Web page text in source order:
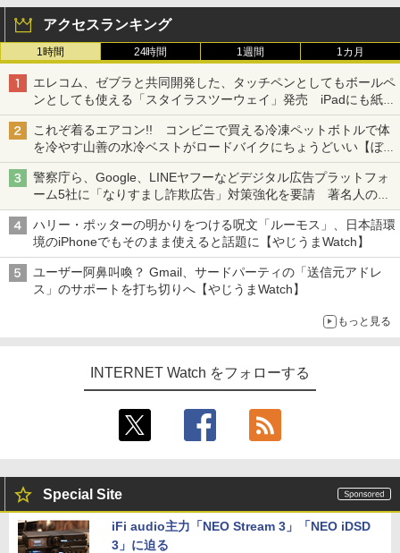
アクセスランキング
1時間 24時間 1週間 1カ月
エレコム、ゼブラと共同開発した、タッチペンとしてもボールペ
ンとしても使える「スタイラスツーウェイ」発売 iPadにも紙に
も、持ち替えずに書き込める
これぞ着るエアコン!! コンビニで買える冷凍ペットボトルで体
を冷やす山善の水冷ベストがロードバイクにちょうどいい【ぼっ
ち・ざ・ろーど！その14】【空いた時間でなにしてる？】
警察庁ら、Google、LINEヤフーなどデジタル広告プラットフォ
ーム5社に「なりすまし詐欺広告」対策強化を要請 著名人の写
真や映像を使った投資詐欺などへの対策として
ハリー・ポッターの明かりをつける呪文「ルーモス」、日本語環
境のiPhoneでもそのまま使えると話題に【やじうまWatch】
ユーザー阿鼻叫喚？ Gmail、サードパーティの「送信元アドレ
ス」のサポートを打ち切りへ【やじうまWatch】
もっと見る
INTERNET Watch をフォローする
Special Site
iFi audio主力「NEO Stream 3」「NEO iDSD
3」に迫る